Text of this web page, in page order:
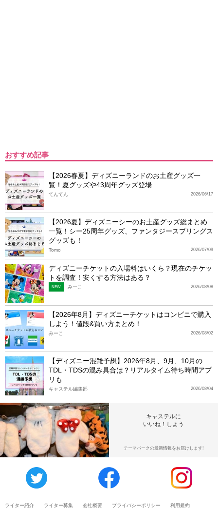
おすすめ記事
【2026春夏】ディズニーランドのお土産グッズ一
覧！夏グッズや43周年グッズ登場
2026/06/17
てんてん
【2026夏】ディズニーシーのお土産グッズ総まとめ
一覧！シー25周年グッズ、ファンタジースプリングス
グッズも！
2026/07/09
Tomo
ディズニーチケットの入場料はいくら？現在のチケッ
トを調査！安くする方法はある？
2026/08/08
NEW みーこ
【2026年8月】ディズニーチケットはコンビニで購入
しよう！値段&買い方まとめ！
2026/08/02
みーこ
【ディズニー混雑予想】2026年8月、9月、10月の
TDL・TDSの混み具合は？リアルタイム待ち時間アプ
リも
2026/08/04
キャステル編集部
キャステルに
いいね！しよう
テーマパークの最新情報をお届けします!
ライター紹介 ライター募集 会社概要 プライバシーポリシー 利用規約